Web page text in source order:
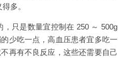
多。
只是数量宜控制在 250 ～ 500g
少吃一点，高血压患者宜多吃一
再有不良反应，这些还需要自己